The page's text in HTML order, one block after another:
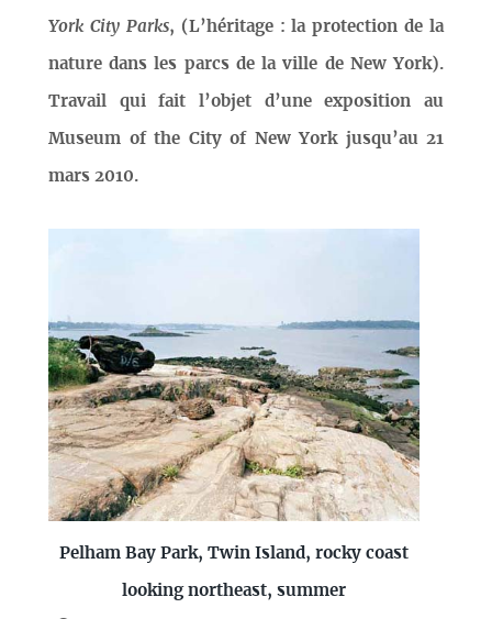
York City Parks, (L’héritage : la protection de la
nature dans les parcs de la ville de New York).
Travail qui fait l’objet d’une exposition au
Museum of the City of New York jusqu’au 21
mars 2010.
Pelham Bay Park, Twin Island, rocky coast
looking northeast, summer